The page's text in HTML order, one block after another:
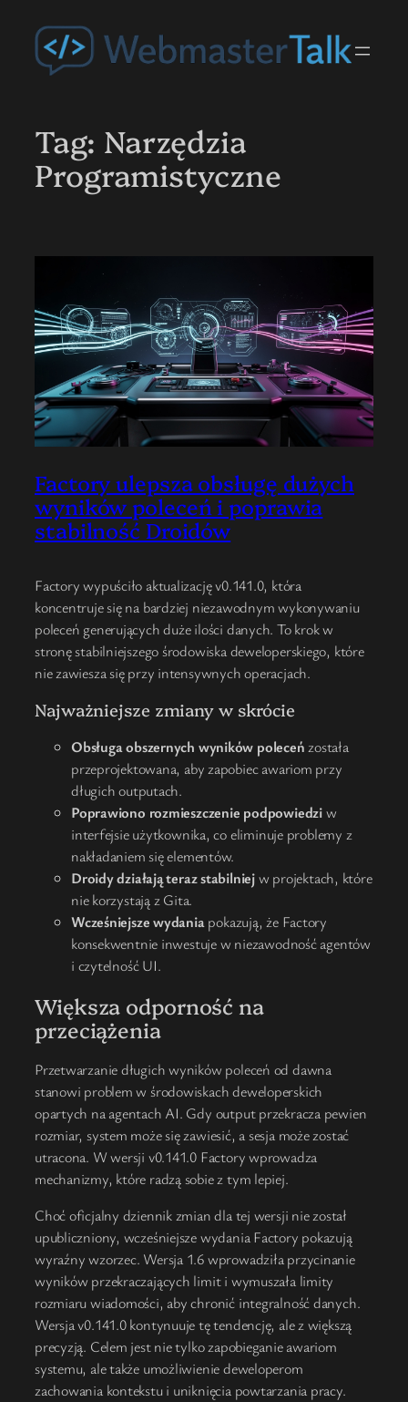
treści
Tag: Narzędzia
Programistyczne
Factory ulepsza obsługę dużych
wyników poleceń i poprawia
stabilność Droidów
Factory wypuściło aktualizację v0.141.0, która
koncentruje się na bardziej niezawodnym wykonywaniu
poleceń generujących duże ilości danych. To krok w
stronę stabilniejszego środowiska deweloperskiego, które
nie zawiesza się przy intensywnych operacjach.
Najważniejsze zmiany w skrócie
Obsługa obszernych wyników poleceńzostała
przeprojektowana, aby zapobiec awariom przy
długich outputach.
Poprawiono rozmieszczenie podpowiedziw
interfejsie użytkownika, co eliminuje problemy z
nakładaniem się elementów.
Droidy działają teraz stabilniejw projektach, które
nie korzystają z Gita.
Wcześniejsze wydaniapokazują, że Factory
konsekwentnie inwestuje w niezawodność agentów
i czytelność UI.
Większa odporność na
przeciążenia
Przetwarzanie długich wyników poleceń od dawna
stanowi problem w środowiskach deweloperskich
opartych na agentach AI. Gdy output przekracza pewien
rozmiar, system może się zawiesić, a sesja może zostać
utracona. W wersji v0.141.0 Factory wprowadza
mechanizmy, które radzą sobie z tym lepiej.
Choć oficjalny dziennik zmian dla tej wersji nie został
upubliczniony, wcześniejsze wydania Factory pokazują
wyraźny wzorzec. Wersja 1.6 wprowadziła przycinanie
wyników przekraczających limit i wymuszała limity
rozmiaru wiadomości, aby chronić integralność danych.
Wersja v0.141.0 kontynuuje tę tendencję, ale z większą
precyzją. Celem jest nie tylko zapobieganie awariom
systemu, ale także umożliwienie deweloperom
zachowania kontekstu i uniknięcia powtarzania pracy.